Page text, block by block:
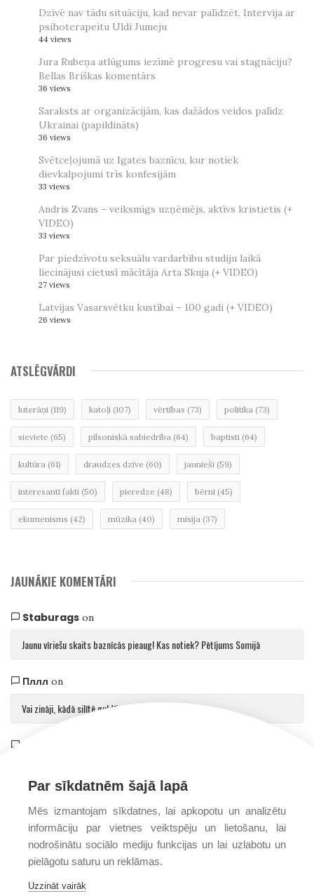
Dzīvē nav tādu situāciju, kad nevar palīdzēt. Intervija ar
psihoterapeitu Uldi Jumeju
44 views
Jura Rubeņa atlūgums iezīmē progresu vai stagnāciju?
Bellas Briškas komentārs
36 views
Saraksts ar organizācijām, kas dažādos veidos palīdz
Ukrainai (papildināts)
36 views
Svētceļojumā uz Igates baznīcu, kur notiek
dievkalpojumi trīs konfesijām
33 views
Andris Zvans – veiksmīgs uzņēmējs, aktīvs kristietis (+
VIDEO)
33 views
Par piedzīvotu seksuālu vardarbību studiju laikā
liecinājusi cietusī mācītāja Arta Skuja (+ VIDEO)
27 views
Latvijas Vasarsvētku kustībai – 100 gadi (+ VIDEO)
26 views
ATSLĒGVĀRDI
luterāņi (119) katoļi (107) vērtības (73) politika (73)
sieviete (65) pilsoniskā sabiedrība (64) baptisti (64)
kultūra (61) draudzes dzīve (60) jaunieši (59)
interesanti fakti (50) pieredze (48) bērni (45)
ekumenisms (42) mūzika (40) misija (37)
JAUNĀKIE KOMENTĀRI
Staburagson
Jaunu vīriešu skaits baznīcās pieaug! Kas notiek? Pētījums Somijā
Пллл on
Vai zināji, kādā silītē guldīja Jēzu?
Par sīkdatnēm šajā lapā
Mēs izmantojam sīkdatnes, lai apkopotu un analizētu
informāciju par vietnes veiktspēju un lietošanu, lai
nodrošinātu sociālo mediju funkcijas un lai uzlabotu un
pielāgotu saturu un reklāmas.
Uzzināt vairāk